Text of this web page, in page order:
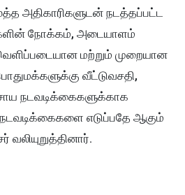
அதிகாரிகளுடன் நடத்தப்பட்ட
நோக்கம், அடையாளம்
மற்றும் முறையான
வீட்டுவசதி,
நடவடிக்கைகளுக்காக
எடுப்பதே ஆகும்
வலியுறுத்தினார்.